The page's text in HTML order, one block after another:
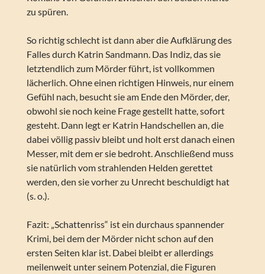
zu spüren.
So richtig schlecht ist dann aber die Aufklärung des
Falles durch Katrin Sandmann. Das Indiz, das sie
letztendlich zum Mörder führt, ist vollkommen
lächerlich. Ohne einen richtigen Hinweis, nur einem
Gefühl nach, besucht sie am Ende den Mörder, der,
obwohl sie noch keine Frage gestellt hatte, sofort
gesteht. Dann legt er Katrin Handschellen an, die
dabei völlig passiv bleibt und holt erst danach einen
Messer, mit dem er sie bedroht. Anschließend muss
sie natürlich vom strahlenden Helden gerettet
werden, den sie vorher zu Unrecht beschuldigt hat
(s. o.).
Fazit: „Schattenriss“ ist ein durchaus spannender
Krimi, bei dem der Mörder nicht schon auf den
ersten Seiten klar ist. Dabei bleibt er allerdings
meilenweit unter seinem Potenzial, die Figuren